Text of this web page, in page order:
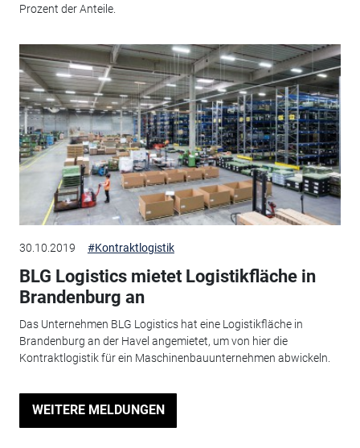
Prozent der Anteile.
30.10.2019 #Kontraktlogistik
BLG Logistics mietet Logistikfläche in
Brandenburg an
Das Unternehmen BLG Logistics hat eine Logistikfläche in
Brandenburg an der Havel angemietet, um von hier die
Kontraktlogistik für ein Maschinenbauunternehmen abwickeln.
WEITERE MELDUNGEN